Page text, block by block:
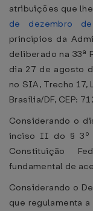
atribuições que
de dezembro
princípios da
deliberado na 33ª
dia 27 de agosto
no SIA, Trecho 17,
Brasília/DF, CEP:
Considerando o
inciso II do § 3º
Constituição
fundamental de
Considerando o
que regulamenta a